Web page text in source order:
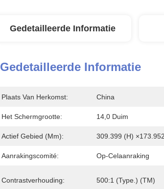
Gedetailleerde Informatie
Gedetailleerde Informatie
Plaats Van Herkomst: China
Het Schermgrootte: 14,0 Duim
Actief Gebied (mm): 309.399 (H)
Aanrakingscomité: Op-Celaanraking
Contrastverhouding: 500:1 (Type.) (TM)